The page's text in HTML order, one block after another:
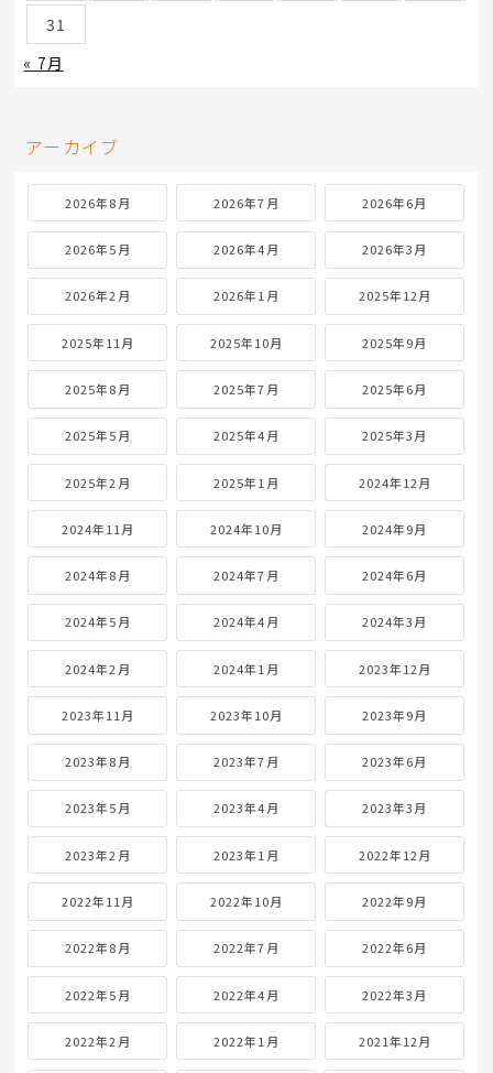
31
« 7月
アーカイブ
2026年8月 2026年7月 2026年6月
2026年5月 2026年4月 2026年3月
2026年2月 2026年1月 2025年12月
2025年11月 2025年10月 2025年9月
2025年8月 2025年7月 2025年6月
2025年5月 2025年4月 2025年3月
2025年2月 2025年1月 2024年12月
2024年11月 2024年10月 2024年9月
2024年8月 2024年7月 2024年6月
2024年5月 2024年4月 2024年3月
2024年2月 2024年1月 2023年12月
2023年11月 2023年10月 2023年9月
2023年8月 2023年7月 2023年6月
2023年5月 2023年4月 2023年3月
2023年2月 2023年1月 2022年12月
2022年11月 2022年10月 2022年9月
2022年8月 2022年7月 2022年6月
2022年5月 2022年4月 2022年3月
2022年2月 2022年1月 2021年12月